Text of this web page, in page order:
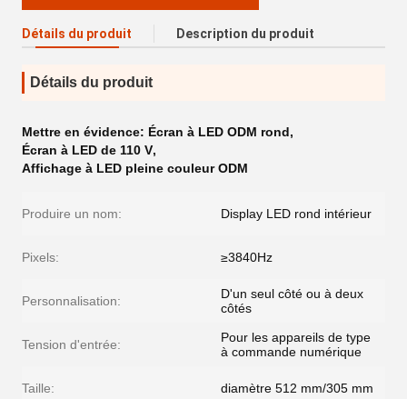
Détails du produit Description du produit
Détails du produit
Mettre en évidence: Écran à LED ODM rond,
Écran à LED de 110 V,
Affichage à LED pleine couleur ODM
Produire un nom: Display LED rond intérieur
Pixels: ≥3840Hz
Personnalisation:
D'un seul côté ou à deux
côtés
Tension d'entrée:
Pour les appareils de type
à commande numérique
Taille: diamètre 512 mm/305 mm